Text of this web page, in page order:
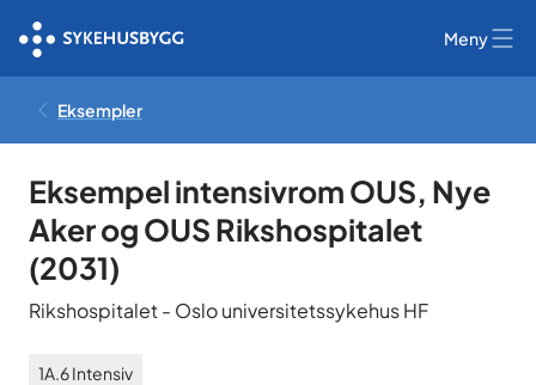
Meny
Eksempler
Eksempel intensivrom OUS, Nye
Aker og OUS Rikshospitalet
(2031)
Rikshospitalet- Oslo universitetssykehus HF
1A.6Intensiv